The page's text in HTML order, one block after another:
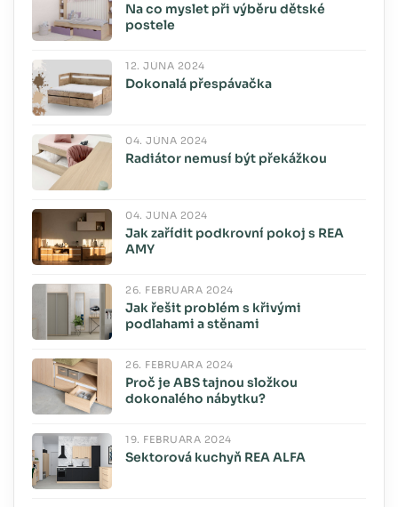
Na co myslet při výběru dětské
postele
12. JÚNA 2024
Dokonalá přespávačka
04. JÚNA 2024
Radiátor nemusí být překážkou
04. JÚNA 2024
Jak zařídit podkrovní pokoj s REA
AMY
26. FEBRUÁRA 2024
Jak řešit problém s křivými
podlahami a stěnami
26. FEBRUÁRA 2024
Proč je ABS tajnou složkou
dokonalého nábytku?
19. FEBRUÁRA 2024
Sektorová kuchyň REA ALFA